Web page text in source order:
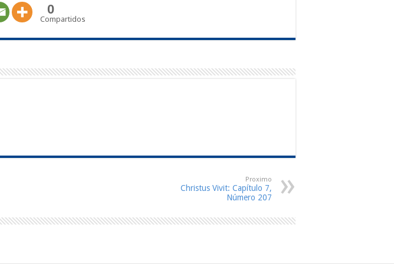
0
Compartidos
Proximo
Christus Vivit: Capítulo 7,
Número 207